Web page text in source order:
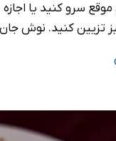
موقع سرو کنید یا
تزیین کنید. نوش